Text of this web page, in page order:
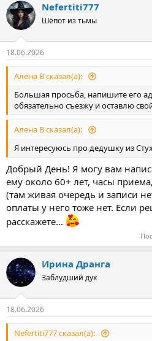
к
ц
и
Nefertiti777
Шёпот из тьмы
18.06.2026
Алена В сказал(а):
Большая просьба, напишите его
обязательно съезжу и оставлю
Алена В сказал(а):
Я интересуюсь про дедушку из
Добрый День! Я могу вам
ему около 60+ лет, часы
(там живая очередь и записи
оплаты у него тоже нет. Если
расскажете…
Ирина Дранга
Заблудший дух
18.06.2026
Nefertiti777 сказал(а):